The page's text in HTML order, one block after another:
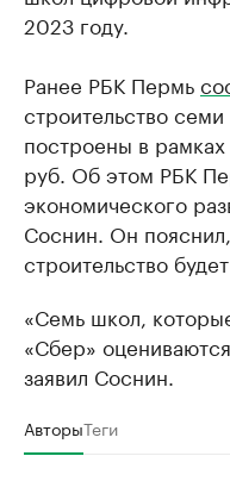
2023 году.
Ранее РБК Пермь
строительство
построены в
руб. Об этом РБК
экономического
Соснин. Он
строительство
«Семь школ,
«Сбер»
заявил Соснин.
АвторыТеги